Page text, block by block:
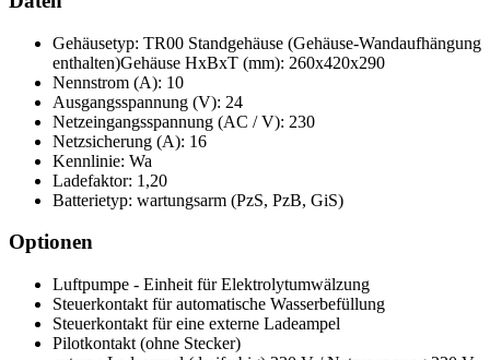
Gehäusetyp: TR00 Standgehäuse (Gehäuse-Wandaufhängung
enthalten)Gehäuse HxBxT (mm): 260x420x290
Nennstrom (A): 10
Ausgangsspannung (V): 24
Netzeingangsspannung (AC / V): 230
Netzsicherung (A): 16
Kennlinie: Wa
Ladefaktor: 1,20
Batterietyp: wartungsarm (PzS, PzB, GiS)
Optionen
Luftpumpe - Einheit für Elektrolytumwälzung
Steuerkontakt für automatische Wasserbefüllung
Steuerkontakt für eine externe Ladeampel
Pilotkontakt (ohne Stecker)